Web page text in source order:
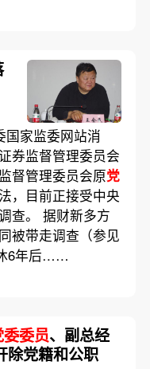
国家监委网站消
券监督管理委员会
督管理委员会原党
，目前正接受中央
查。 据财新多方
被带走调查（参见
6年后……
委员、副总经
除党籍和公职